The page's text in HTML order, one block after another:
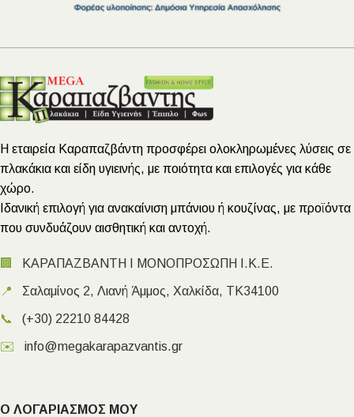
Η εταιρεία Καραπαζβάντη προσφέρει ολοκληρωμένες λύσεις σε
πλακάκια και είδη υγιεινής, με ποιότητα και επιλογές για κάθε
χώρο.
Ιδανική επιλογή για ανακαίνιση μπάνιου ή κουζίνας, με προϊόντα
που συνδυάζουν αισθητική και αντοχή.
🏢 ΚΑΡΑΠΑΖΒΑΝΤΗ Ι ΜΟΝΟΠΡΟΣΩΠΗ Ι.Κ.Ε.
📍 Σαλαμίνος 2, Λιανή Άμμος, Χαλκίδα, ΤΚ34100
📞 (+30) 22210 84428
✉️ info@megakarapazvantis.gr
Ο ΛΟΓΑΡΙΑΣΜΟΣ ΜΟΥ